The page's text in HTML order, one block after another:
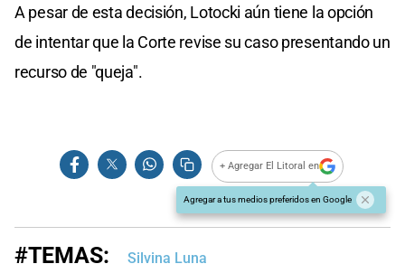
A pesar de esta decisión, Lotocki aún tiene la opción
de intentar que la Corte revise su caso presentando un
recurso de "queja".
+ Agregar El Litoral en
Agregar a tus medios preferidos en Google
#TEMAS: Silvina Luna